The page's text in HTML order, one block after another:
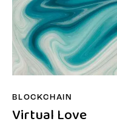
BLOCKCHAIN
Virtual Love